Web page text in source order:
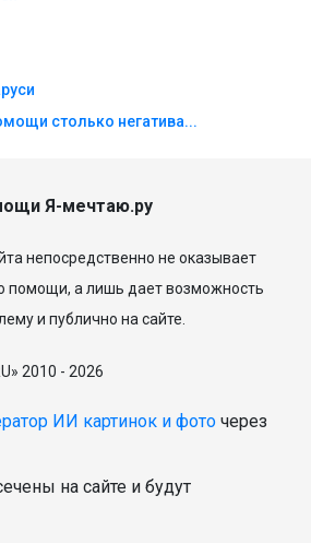
столько негатива...
Я-мечтаю.ру
непосредственно не оказывает
помощи, а лишь дает возможность
и публично на сайте.
2010 - 2026
ИИ картинок и фото через
на сайте и будут